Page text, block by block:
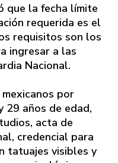
que la fecha límite
requerida es el
requisitos son los
ingresar a las
Nacional.
por
29 años de edad,
acta de
credencial para
tatuajes visibles y